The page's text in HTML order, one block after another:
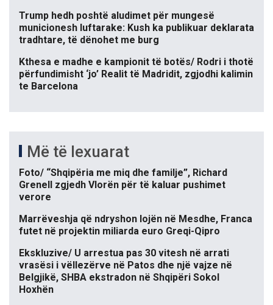
Trump hedh poshtë aludimet për mungesë
municionesh luftarake: Kush ka publikuar deklarata
tradhtare, të dënohet me burg
Kthesa e madhe e kampionit të botës/ Rodri i thotë
përfundimisht ‘jo’ Realit të Madridit, zgjodhi kalimin
te Barcelona
Më të lexuarat
Foto/ “Shqipëria me miq dhe familje”, Richard
Grenell zgjedh Vlorën për të kaluar pushimet
verore
Marrëveshja që ndryshon lojën në Mesdhe, Franca
futet në projektin miliarda euro Greqi-Qipro
Ekskluzive/ U arrestua pas 30 vitesh në arrati
vrasësi i vëllezërve në Patos dhe një vajze në
Belgjikë, SHBA ekstradon në Shqipëri Sokol
Hoxhën